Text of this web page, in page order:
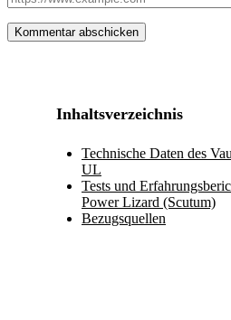
Inhaltsverzeichnis
Technische Daten des
UL
Tests und
Power Lizard (Scutum)
Bezugsquellen